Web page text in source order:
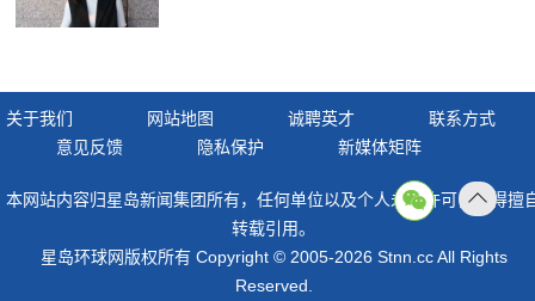
关于我们 网站地图 诚聘英才
联系方式
意见反馈
隐私保护 新媒体矩阵
本网站内容归星岛新闻集团所有，任何单位以及个人未经许可，不得擅
转载引用。
星岛环球网版权所有 Copyright © 2005-2026 Stnn.cc All Rights
Reserved.
顶部